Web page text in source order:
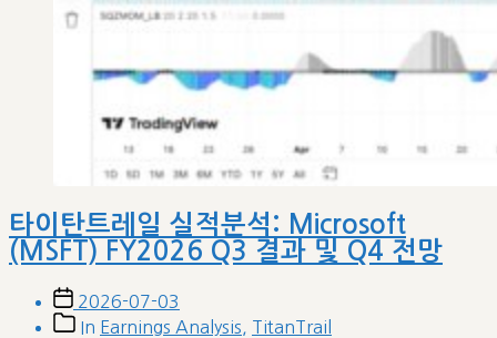
타이탄트레일 실적분석: Microsoft
(MSFT) FY2026 Q3 결과 및 Q4 전망
Post
date
2026-07-03
PostIn Earnings Analysis, TitanTrail